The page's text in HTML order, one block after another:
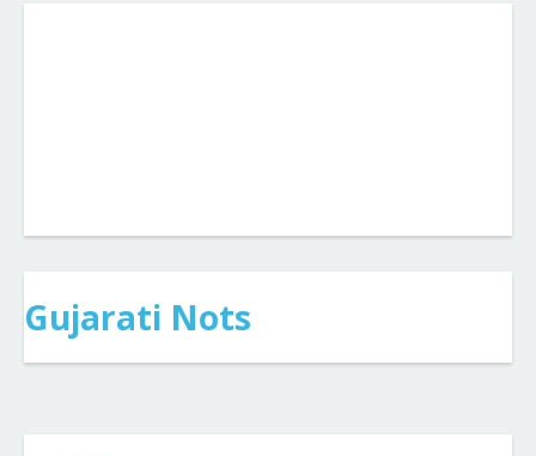
Gujarati Nots